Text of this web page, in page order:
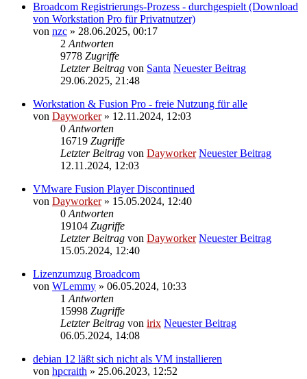
Broadcom Registrierungs-Prozess - durchgespielt (Download
von Workstation Pro für Privatnutzer)
von nzc » 28.06.2025, 00:17
2 Antworten
9778 Zugriffe
Letzter Beitrag von Santa Neuester Beitrag
29.06.2025, 21:48
Workstation & Fusion Pro - freie Nutzung für alle
von Dayworker» 12.11.2024, 12:03
0 Antworten
16719 Zugriffe
Letzter Beitrag von Dayworker Neuester Beitrag
12.11.2024, 12:03
VMware Fusion Player Discontinued
von Dayworker» 15.05.2024, 12:40
0 Antworten
19104 Zugriffe
Letzter Beitrag von Dayworker Neuester Beitrag
15.05.2024, 12:40
Lizenzumzug Broadcom
von WLemmy » 06.05.2024, 10:33
1 Antworten
15998 Zugriffe
Letzter Beitrag von irix Neuester Beitrag
06.05.2024, 14:08
debian 12 läßt sich nicht als VM installieren
von hpcraith » 25.06.2023, 12:52